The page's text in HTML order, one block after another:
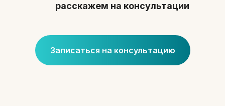
расскажем на консультации
Записаться на консультацию